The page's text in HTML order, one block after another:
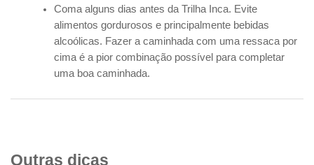
Coma alguns dias antes da Trilha Inca. Evite
alimentos gordurosos e principalmente bebidas
alcoólicas. Fazer a caminhada com uma ressaca por
cima é a pior combinação possível para completar
uma boa caminhada.
Outras dicas